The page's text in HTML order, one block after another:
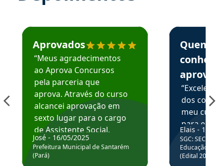
Estudante José recomenda o Aprova Concursos em
Aprovados
“Meus agradecimentos
ao Aprova Concursos
pela parceria que
aprova. Através do curso
alcancei aprovação em
sexto lugar para o cargo
de Assistente Social.
Hoje estou atuando na
Prefeitura de Santarém.
José - 16/05/2025
Prefeitura Municipal de Santarém
(Pará)
Estudante
Quem
aprova
dos
meu
para
colocar
através
de
Elais - 15/
SGC: SEC BA
Educação
(Edital